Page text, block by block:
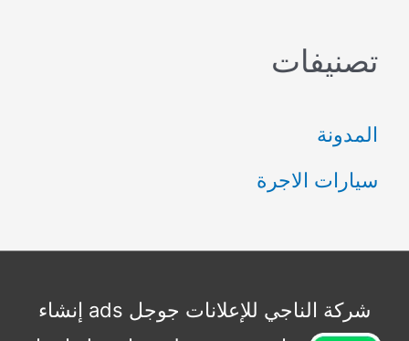
ح
ع
ن
تصنيفات
المدونة
سيارات الاجرة
شركة الناجي للإعلانات جوجل ads إنشاء